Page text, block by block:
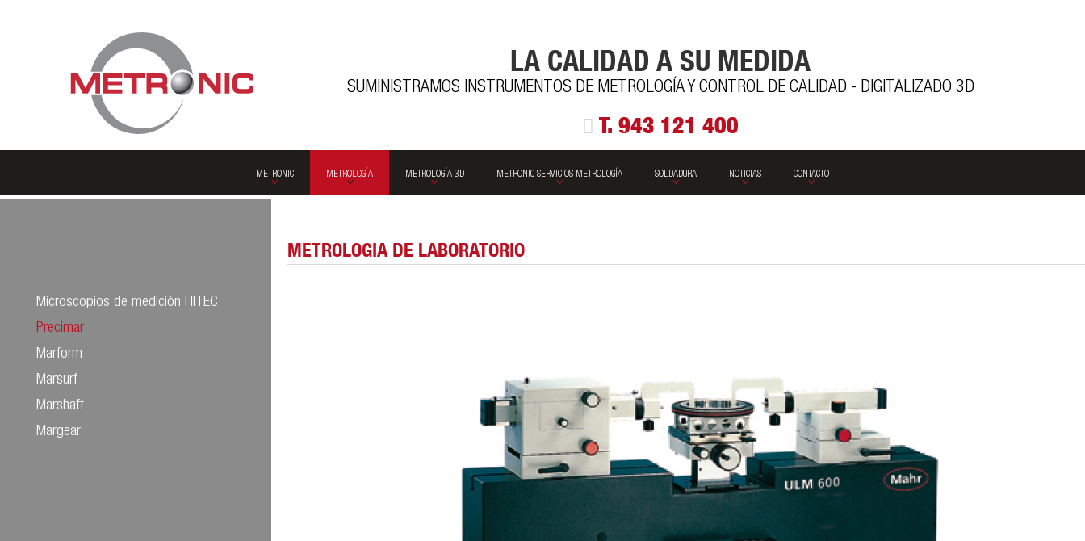
LA CALIDAD A SU MEDIDA
SUMINISTRAMOS INSTRUMENTOS DE METROLOGÍA Y CONTROL DE CALIDAD - DIGITALIZADO 3D
T. 943 121 400
METRONIC METROLOGÍA METROLOGÍA 3D METRONIC SERVICIOS METROLOGÍA SOLDADURA NOTICIAS CONTACTO
Microscopios de medición HITEC
Precimar
Marform
Marsurf
Marshaft
Margear
METROLOGIA DE LABORATORIO